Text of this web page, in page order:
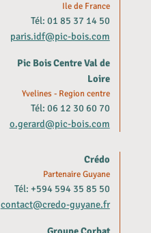
Ile de France
Tél: 01 85 37 14 50
paris.idf@pic-bois.com
Pic Bois Centre Val de
Loire
Yvelines - Region centre
Tél: 06 12 30 60 70
o.gerard@pic-bois.com
Crédo
Partenaire Guyane
Tél: +594 594 35 85 50
contact@credo-guyane.fr